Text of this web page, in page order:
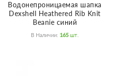
Bодонепроницаемая шапка
Dexshell Heathered Rib Knit
Beanie синий
В Наличии: 165 Шт.